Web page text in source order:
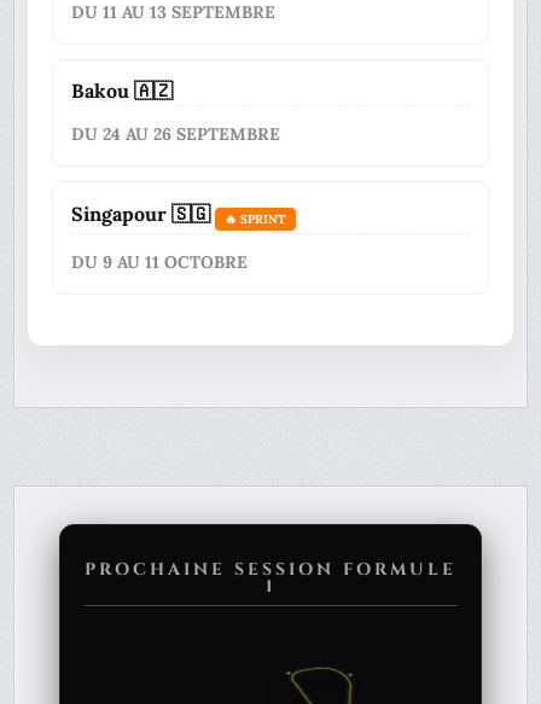
DU 11 AU 13 SEPTEMBRE
Bakou 🇦🇿
DU 24 AU 26 SEPTEMBRE
Singapour 🇸🇬 🔥 SPRINT
DU 9 AU 11 OCTOBRE
PROCHAINE SESSION FORMULE
1